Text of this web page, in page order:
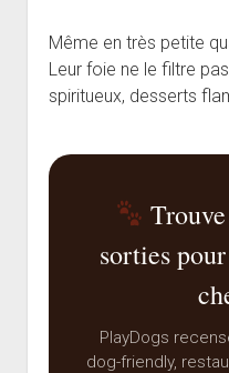
Même en très petite
Leur foie ne le filtre
spiritueux, desserts
sorties
PlayDogs
dog-friendly,